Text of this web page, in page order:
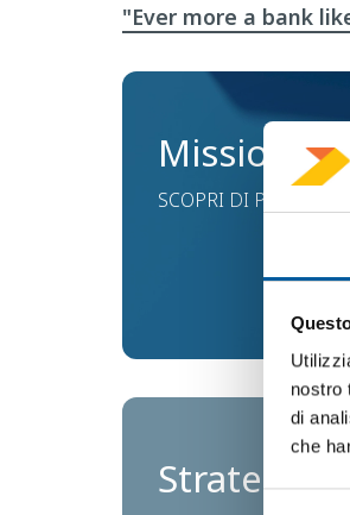
nostro
di
che
"Ever more a bank
Mission
SCOPRI DI PIÙ
Strategia